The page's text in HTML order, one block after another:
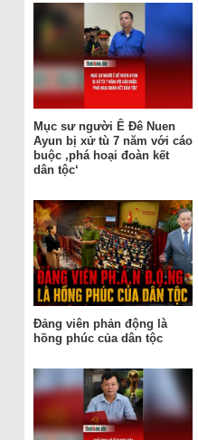
Mục sư người Ê Đê Nuen
Ayun bị xử tù 7 năm với cáo
buộc ‚phá hoại đoàn kết
dân tộc‘
Đảng viên phản động là
hồng phúc của dân tộc